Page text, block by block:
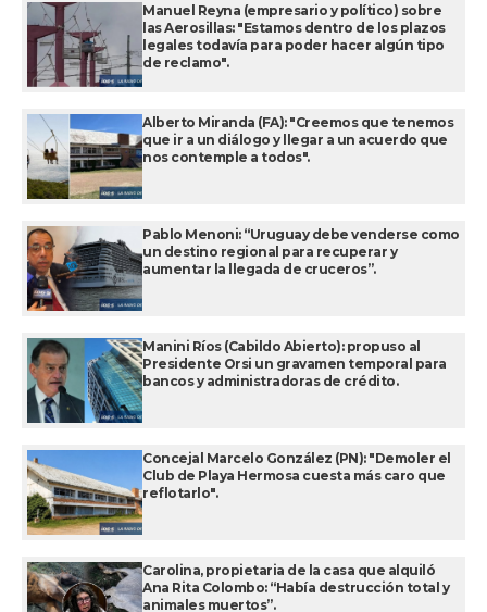
Manuel Reyna (empresario y político) sobre
las Aerosillas: "Estamos dentro de los plazos
legales todavía para poder hacer algún tipo
de reclamo".
Alberto Miranda (FA): "Creemos que tenemos
que ir a un diálogo y llegar a un acuerdo que
nos contemple a todos".
Pablo Menoni: “Uruguay debe venderse como
un destino regional para recuperar y
aumentar la llegada de cruceros”.
Manini Ríos (Cabildo Abierto): propuso al
Presidente Orsi un gravamen temporal para
bancos y administradoras de crédito.
Concejal Marcelo González (PN): "Demoler el
Club de Playa Hermosa cuesta más caro que
reflotarlo".
Carolina, propietaria de la casa que alquiló
Ana Rita Colombo: “Había destrucción total y
animales muertos”.